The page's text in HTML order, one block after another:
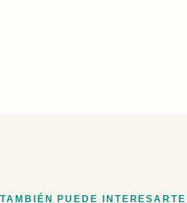
TAMBIÉN PUEDE INTERESARTE